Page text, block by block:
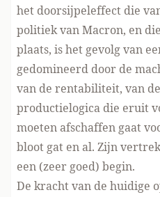
het doorsijpeleffect die
politiek van Macron, en
plaats, is het gevolg van
gedomineerd door de
van de rentabiliteit, van
productielogica die eruit
moeten afschaffen gaat
bloot gat en al. Zijn
een (zeer goed) begin.
De kracht van de huidige